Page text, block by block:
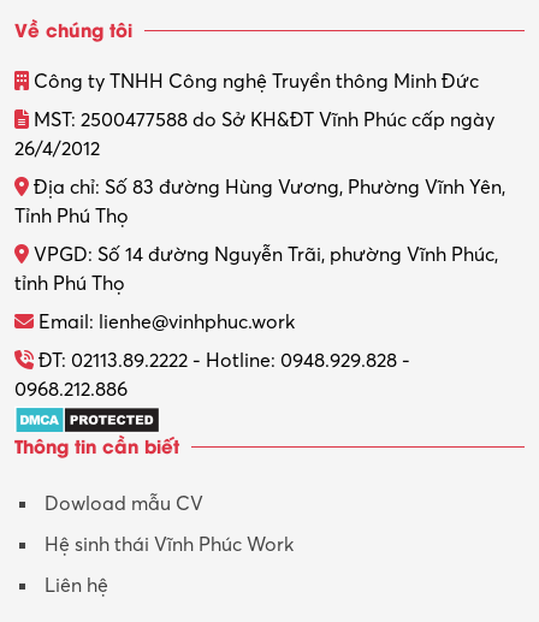
Thiết kế nội thất
Thợ máy – Ô tô – Xe máy
Thực tập
Tổ chức sự kiện – Quà tặng
Trợ lý
Tư vấn
Tư vấn – Kiến trúc
Về chúng tôi
Công ty TNHH Công nghệ Truyền thông Minh Đức
MST: 2500477588 do Sở KH&ĐT Vĩnh Phúc cấp ngày
26/4/2012
Địa chỉ: Số 83 đường Hùng Vương, Phường Vĩnh Yên,
Tỉnh Phú Thọ
VPGD: Số 14 đường Nguyễn Trãi, phường Vĩnh Phúc,
tỉnh Phú Thọ
Email: lienhe@vinhphuc.work
ĐT: 02113.89.2222 - Hotline: 0948.929.828 -
0968.212.886
Thông tin cần biết
Dowload mẫu CV
Hệ sinh thái Vĩnh Phúc Work
Liên hệ